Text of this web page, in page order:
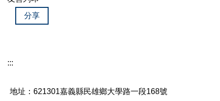
分享
:::
地址：621301嘉義縣民雄鄉大學路一段168號